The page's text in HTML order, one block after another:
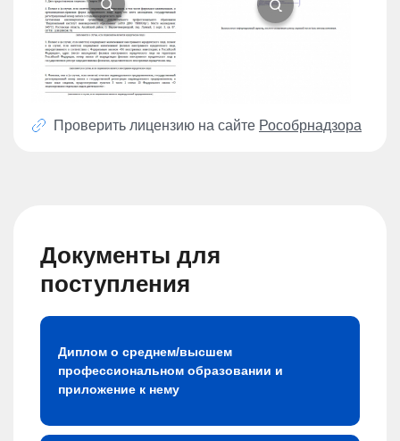
Проверить лицензию на сайте Рособрнадзора
Документы для
поступления
Диплом о среднем/высшем
профессиональном образовании и
приложение к нему